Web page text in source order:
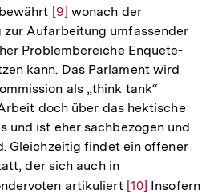
Zur
Auflösung
der
Fußnote
[9] wonach der
zur Aufarbeitung umfassender
Problembereiche Enquete-
kann. Das Parlament wird
als „think tank“
doch über das hektische
und ist eher sachbezogen und
Gleichzeitig findet ein offener
der sich auch in
artikuliert Zur
[10] Insofern